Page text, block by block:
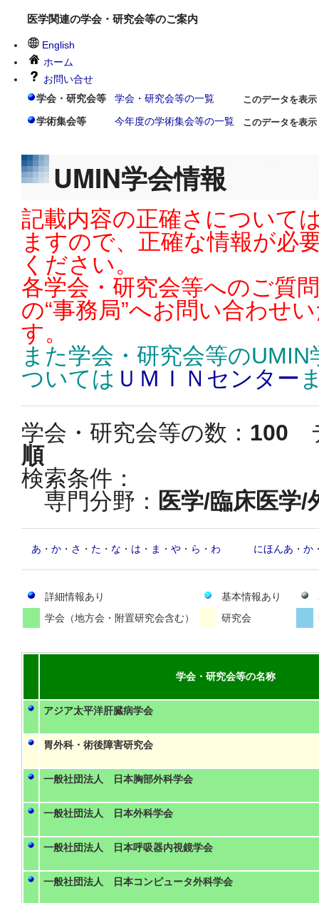
医学関連の学会・研究会等のご案内
English
ホーム
お問い合せ
学会・研究会等
学会・研究会等の一覧 このデータを表示
学術集会等 今年度の学術集会等の一覧 このデータを表示
UMIN学会情報
記載内容の正確さについて
ますので、正確な情報が必
ください。
各学会・研究会等へのご質
の“事務局”へお問い合わせ
す。
また学会・研究会等の
ついては ＵＭＩＮセンター
学会・研究会等の数： 100
順
検索条件：
専門分野： 医学/臨床医学/
あ ・ か ・ さ ・ た ・ な ・ は ・ ま ・ や ・ ら ・ わ にほんあ ・ か
詳細情報あり 基本情報あり
学会（地方会・附置研究会含む）
研究会
学会・研究会等の名称
アジア太平洋肝臓病学会
胃外科・術後障害研究会
一般社団法人 日本胸部外科学会
一般社団法人 日本外科学会
一般社団法人 日本呼吸器内視鏡学会
一般社団法人 日本コンピュータ外科学会